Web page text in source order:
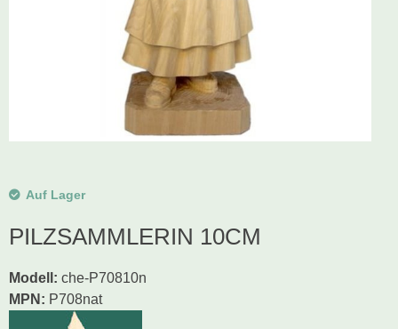
Auf Lager
PILZSAMMLERIN 10CM
Modell : che-P70810n
MPN: P708nat